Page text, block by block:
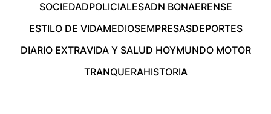
SOCIEDADPOLICIALESADN BONAERENSE
ESTILO DE VIDAMEDIOSEMPRESASDEPORTES
DIARIO EXTRAVIDA Y SALUD HOYMUNDO MOTOR
TRANQUERAHISTORIA